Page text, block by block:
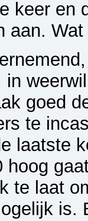
keer en
aan.
in
goed
te
laatste
hoog
te laat
is.